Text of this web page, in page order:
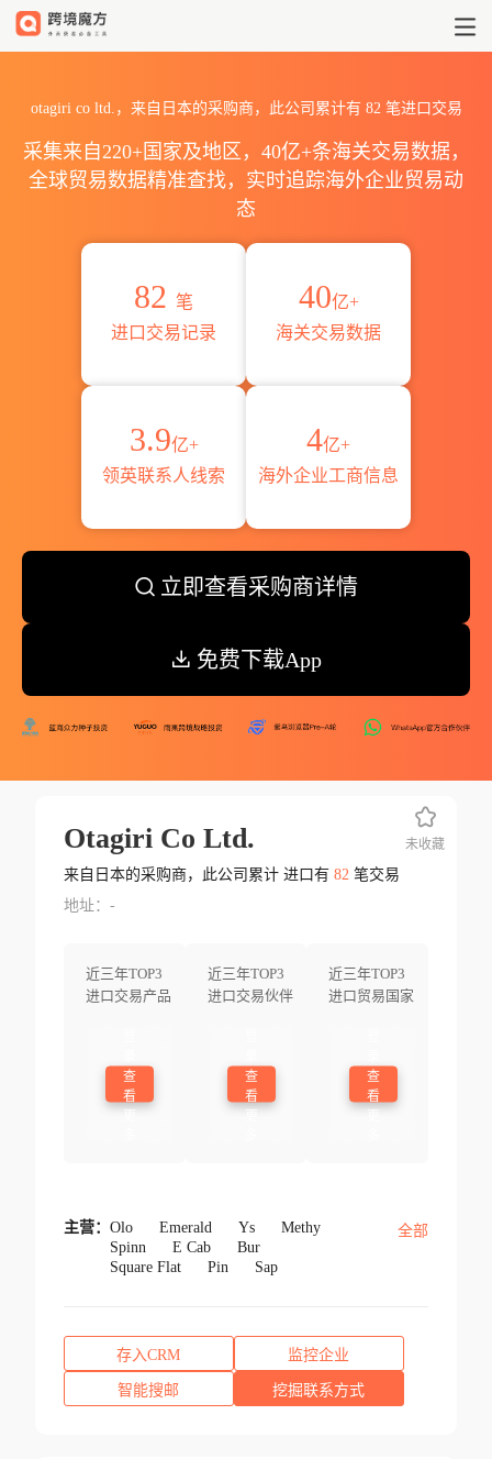
otagiri co ltd.，来自日本的采购商，此公司累计有 82笔进口交易
采集来自220+国家及地区，40亿+条海关交易数据，
全球贸易数据精准查找，实时追踪海外企业贸易动
态
82 笔
进口交易记录
40亿+
海关交易数据
3.9亿+
领英联系人线索
4亿+
海外企业工商信息
立即查看采购商详情
免费下载App
Otagiri Co Ltd.
来自日本的采购商，此公司累计 进口有 82笔交易
地址：-
近三年TOP3
进口交易产品
查
看
近三年TOP3
进口交易伙伴
查
看
近三年TOP3
进口贸易国家
查
看
未收藏
主营： Olo Emerald Ys
Methy
Spinn
E Cab
Bur
Square Flat
Pin Sap
全部
存入CRM 监控企业
智能搜邮 挖掘联系方式